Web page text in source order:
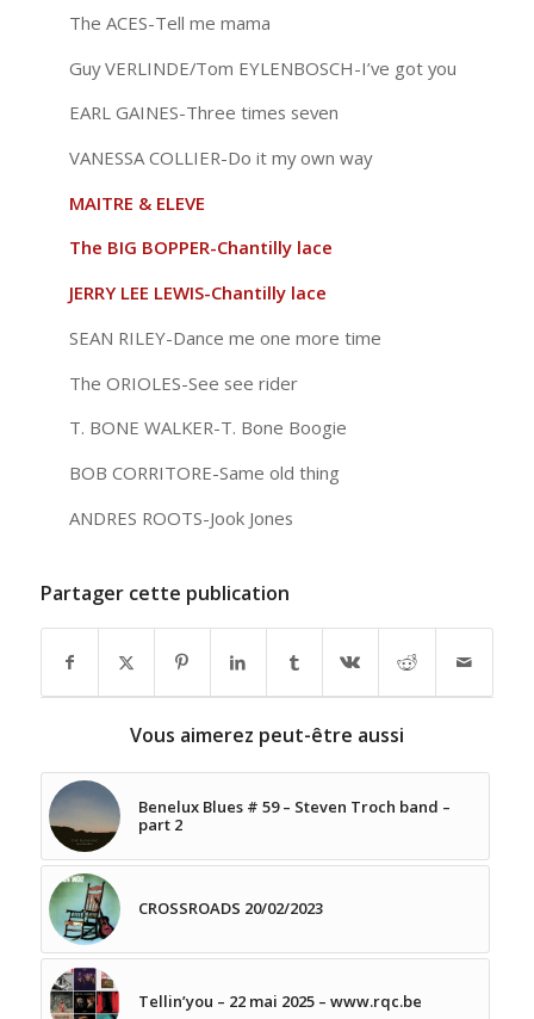
The ACES-Tell me mama
Guy VERLINDE/Tom EYLENBOSCH-I’ve got you
EARL GAINES-Three times seven
VANESSA COLLIER-Do it my own way
MAITRE & ELEVE
The BIG BOPPER-Chantilly lace
JERRY LEE LEWIS-Chantilly lace
SEAN RILEY-Dance me one more time
The ORIOLES-See see rider
T. BONE WALKER-T. Bone Boogie
BOB CORRITORE-Same old thing
ANDRES ROOTS-Jook Jones
Partager cette publication
Vous aimerez peut-être aussi
Benelux Blues # 59 – Steven Troch band –
part 2
CROSSROADS 20/02/2023
Tellin’you – 22 mai 2025 – www.rqc.be